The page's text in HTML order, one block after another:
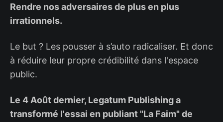
Rendre nos adversaires de plus en plus
irrationnels.
Le but ? Les pousser à s’auto radicaliser. Et donc
à réduire leur propre crédibilité dans l'espace
public.
Le 4 Août dernier, Legatum Publishing a
transformé l'essai en publiant "La Faim" de